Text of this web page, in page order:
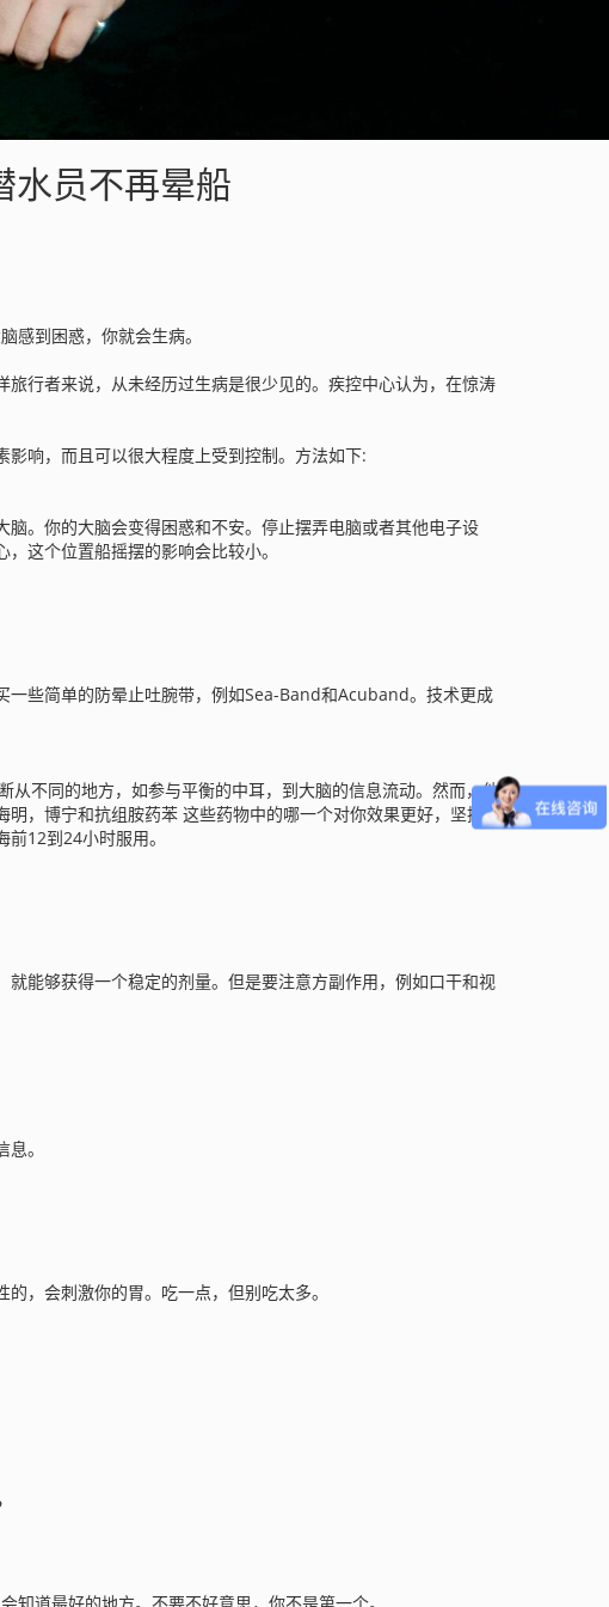
水员不再晕船
感到困惑，你就会生病。
行者来说，从未经历过生病是很少见的。疾控中心认为，在惊涛
响，而且可以很大程度上受到控制。方法如下:
。你的大脑会变得困惑和不安。停止摆弄电脑或者其他电子设
这个位置船摇摆的影响会比较小。
一些简单的防晕止吐腕带，例如Sea-Band和Acuband。技术更成
不同的地方，如参与平衡的中耳，到大脑的信息流动。然而，他
，博宁和抗组胺药苯 这些药物中的哪一个对你效果更好，坚持下
12到24小时服用。
能够获得一个稳定的剂量。但是要注意方副作用，例如口干和视
。
，会刺激你的胃。吃一点，但别吃太多。